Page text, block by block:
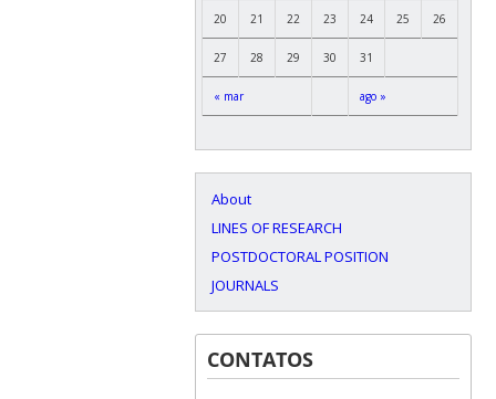
« mar ago »
20 21 22 23 24 25 26
27 28 29 30 31
About
LINES OF RESEARCH
POSTDOCTORAL POSITION
JOURNALS
CONTATOS